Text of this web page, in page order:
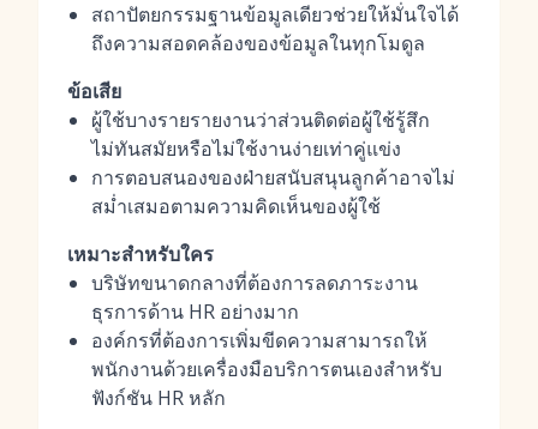
สถาปัตยกรรมฐานข้อมูลเดียวช่วยให้มั่นใจได้
ถึงความสอดคล้องของข้อมูลในทุกโมดูล
ข้อเสีย
ผู้ใช้บางรายรายงานว่าส่วนติดต่อผู้ใช้รู้สึก
ไม่ทันสมัยหรือไม่ใช้งานง่ายเท่าคู่แข่ง
การตอบสนองของฝ่ายสนับสนุนลูกค้าอาจไม่
สม่ำเสมอตามความคิดเห็นของผู้ใช้
เหมาะสำหรับใคร
บริษัทขนาดกลางที่ต้องการลดภาระงาน
ธุรการด้าน HR อย่างมาก
องค์กรที่ต้องการเพิ่มขีดความสามารถให้
พนักงานด้วยเครื่องมือบริการตนเองสำหรับ
ฟังก์ชัน HR หลัก